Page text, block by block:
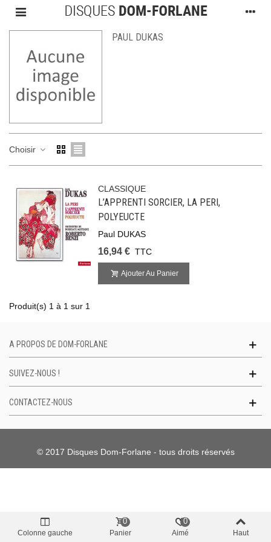
PAUL DUKAS
Choisir
CLASSIQUE
L’APPRENTI SORCIER, LA PERI,
POLYEUCTE
Paul DUKAS
16,94 € TTC
Ajouter Au Panier
Produit(s) 1 à 1 sur 1
A PROPOS DE DOM-FORLANE
SUIVEZ-NOUS !
CONTACTEZ-NOUS
© 2017 Disques Dom-Forlane - tous droits réservés
Colonne gauche Panier
0
Aimé
0
Haut